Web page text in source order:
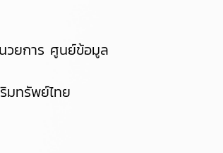
วยการ ศูนย์ข้อมูล
มทรัพย์ไทย